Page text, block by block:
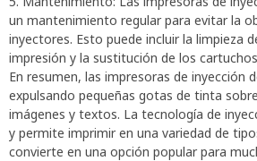
un mantenimiento regular para evitar la
inyectores. Esto puede incluir la limpieza
impresión y la sustitución de los
En resumen, las impresoras de inyección
expulsando pequeñas gotas de tinta
imágenes y textos. La tecnología de
y permite imprimir en una variedad de
convierte en una opción popular para